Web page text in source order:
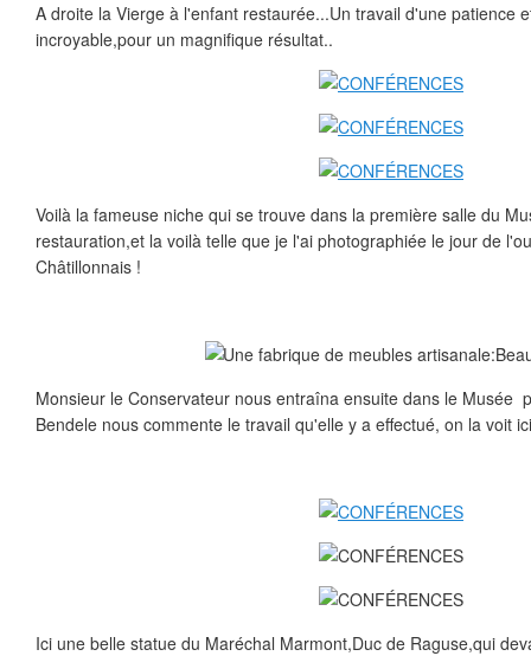
A droite la Vierge à l'enfant restaurée...Un travail d'une patience
incroyable,pour un magnifique résultat..
Voilà la fameuse niche qui se trouve dans la première salle du
restauration,et la voilà telle que je l'ai photographiée le jour de
Châtillonnais !
Monsieur le Conservateur nous entraîna ensuite dans le Musée
Bendele nous commente le travail qu'elle y a effectué, on la voit
Ici une belle statue du Maréchal Marmont,Duc de Raguse,qui